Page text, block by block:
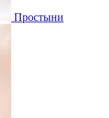
Простыни